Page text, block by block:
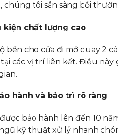
chúng tôi sẵn sàng bồi
kiện chất lượng cao
bền cho cửa đi mở quay 2
các vị trí liên kết. Điều
hành và bảo trì rõ ràng
bảo hành lên đến 10
kỹ thuật xử lý nhanh